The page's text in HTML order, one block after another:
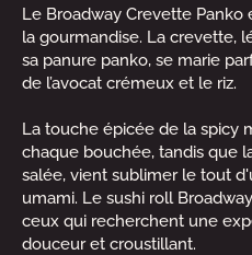
Le Broadway Crevette
la gourmandise. La crevette,
sa panure panko, se marie
de l’avocat crémeux et le riz.
La touche épicée de la spicy
chaque bouchée, tandis que
salée, vient sublimer le tout
umami. Le sushi roll
ceux qui recherchent une
douceur et croustillant.